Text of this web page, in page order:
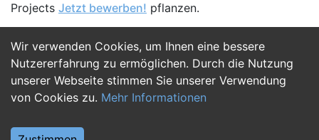
Wir verwenden Cookies, um Ihnen eine bessere
Nutzererfahrung zu ermöglichen. Durch die Nutzung
unserer Webseite stimmen Sie unserer Verwendung
von Cookies zu. Mehr Informationen
Projects Jetzt bewerben! pflanzen.
Jetzt Bewerben